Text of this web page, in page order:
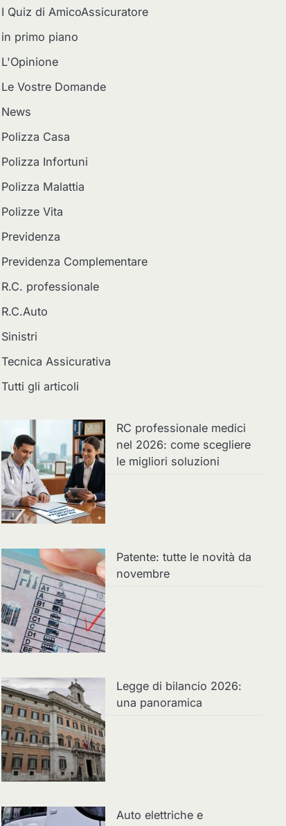
I Quiz di AmicoAssicuratore
in primo piano
L'Opinione
Le Vostre Domande
News
Polizza Casa
Polizza Infortuni
Polizza Malattia
Polizze Vita
Previdenza
Previdenza Complementare
R.C. professionale
R.C.Auto
Sinistri
Tecnica Assicurativa
Tutti gli articoli
RC professionale medici
nel 2026: come scegliere
le migliori soluzioni
Patente: tutte le novità da
novembre
Legge di bilancio 2026:
una panoramica
Auto elettriche e